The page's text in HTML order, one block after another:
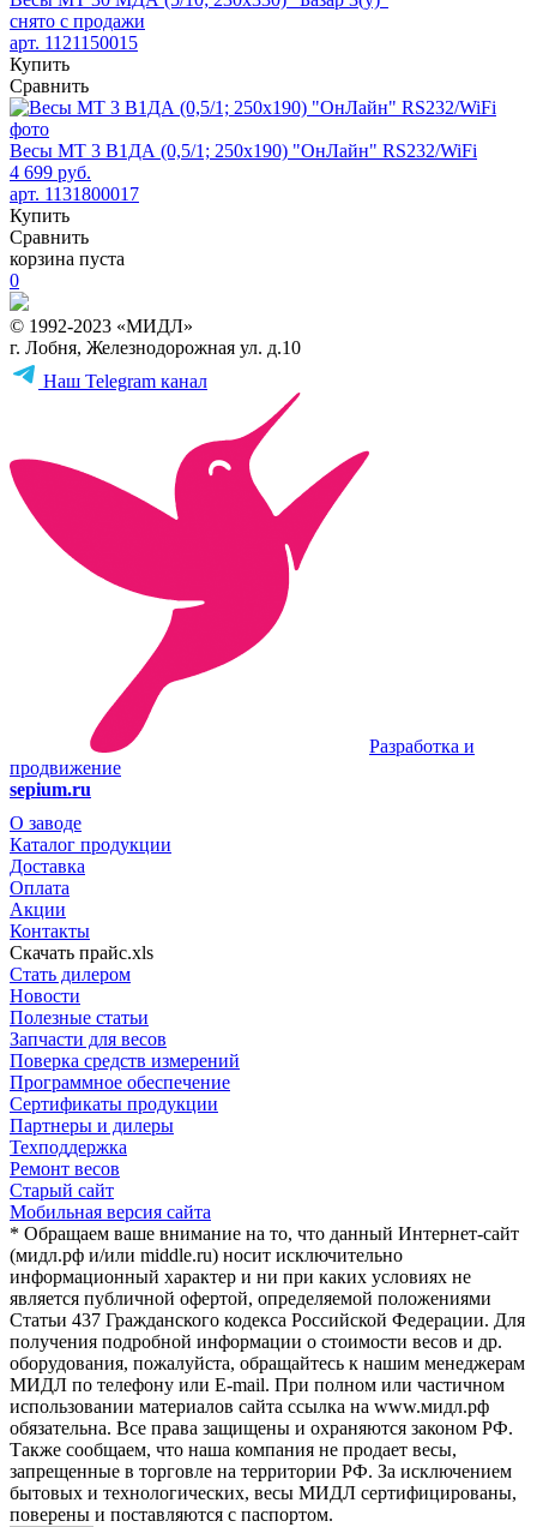
снято с продажи
арт. 1121150015
Купить
Сравнить
Весы МТ 3 В1ДА (0,5/1; 250х190) "ОнЛайн" RS232/WiFi
4 699 руб.
арт. 1131800017
Купить
Сравнить
корзина пуста
0
© 1992-2023 «МИДЛ»
г. Лобня, Железнодорожная ул. д.10
Наш Telegram канал
Разработка и
продвижение
sepium.ru
О заводе
Каталог продукции
Доставка
Оплата
Акции
Контакты
Скачать прайс.xls
Стать дилером
Новости
Полезные статьи
Запчасти для весов
Поверка средств измерений
Программное обеспечение
Сертификаты продукции
Партнеры и дилеры
Техподдержка
Ремонт весов
Старый сайт
Мобильная версия сайта
* Обращаем ваше внимание на то, что данный Интернет-сайт
(мидл.рф и/или middle.ru) носит исключительно
информационный характер и ни при каких условиях не
является публичной офертой, определяемой положениями
Статьи 437 Гражданского кодекса Российской Федерации. Для
получения подробной информации о стоимости весов и др.
оборудования, пожалуйста, обращайтесь к нашим менеджерам
МИДЛ по телефону или E-mail. При полном или частичном
использовании материалов сайта ссылка на www.мидл.рф
обязательна. Все права защищены и охраняются законом РФ.
Также сообщаем, что наша компания не продает весы,
запрещенные в торговле на территории РФ. За исключением
бытовых и технологических, весы МИДЛ сертифицированы,
поверены и поставляются с паспортом.